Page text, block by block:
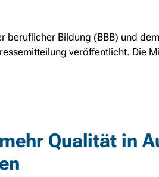
beruflicher Bildung (BBB) und
veröffentlicht. Die
Qualität in